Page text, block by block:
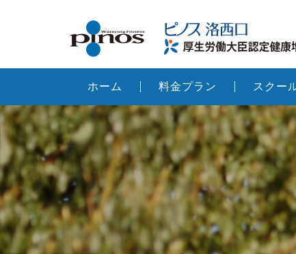
ホーム 料金プラン スクー